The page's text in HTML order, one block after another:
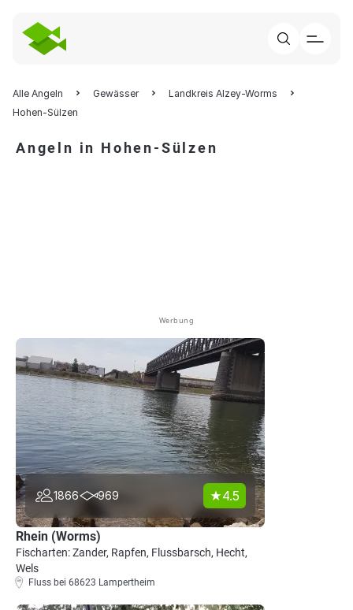
Alle Angeln Gewässer
Landkreis Alzey-Worms
Hohen-Sülzen
Angeln in Hohen-Sülzen
Werbung
1866 969 4.5
Rhein (Worms)
Fischarten: Zander, Rapfen, Flussbarsch, Hecht,
Wels
Fluss bei 68623 Lampertheim